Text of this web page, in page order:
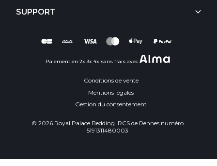
SUPPORT keyboard_arrow_down
Paiement en 2x 3x 4x sans frais avec
© 2026 Royal Palace Bedding. RCS de Rennes numéro
5191311480003
Conditions de vente
Mentions légales
Gestion du consentement